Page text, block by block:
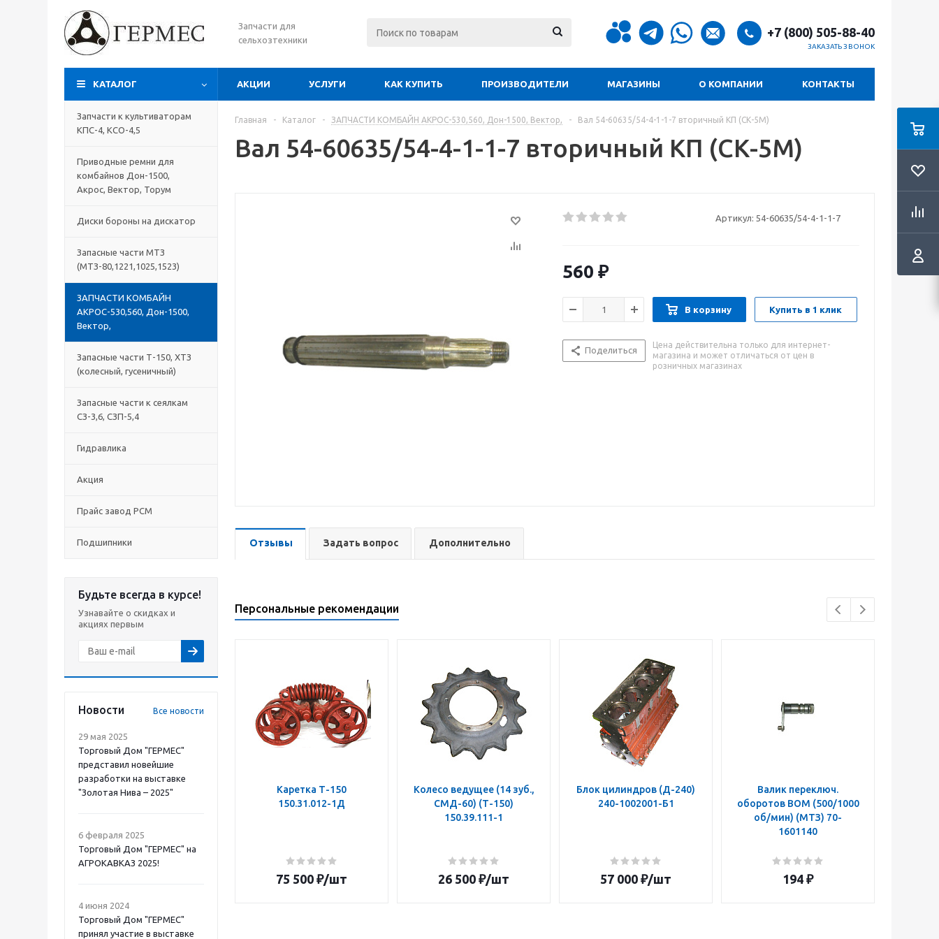
Запчасти для
сельхозтехники
+7 (800) 505-88-40
ЗАКАЗАТЬ ЗВОНОК
КАТАЛОГ АКЦИИ УСЛУГИ КАК КУПИТЬ ПРОИЗВОДИТЕЛИ МАГАЗИНЫ О КОМПАНИИ КОНТАКТЫ
Запчасти к культиваторам
КПС-4, КСО-4,5
Приводные ремни для
комбайнов Дон-1500,
Акрос, Вектор, Торум
Диски бороны на дискатор
Запасные части МТЗ
(МТЗ-80,1221,1025,1523)
ЗАПЧАСТИ КОМБАЙН
АКРОС-530,560, Дон-1500,
Вектор,
Запасные части Т-150, ХТЗ
(колесный, гусеничный)
Запасные части к сеялкам
СЗ-3,6, СЗП-5,4
Гидравлика
Акция
Прайс завод РСМ
Подшипники
Будьте всегда в курсе!
Узнавайте о скидках и
акциях первым
Новости Все новости
29 мая 2025
Торговый Дом "ГЕРМЕС"
представил новейшие
разработки на выставке
"Золотая Нива – 2025"
6 февраля 2025
Торговый Дом "ГЕРМЕС" на
АГРОКАВКАЗ 2025!
4 июня 2024
Торговый Дом "ГЕРМЕС"
принял участие в выставке
Главная - Каталог - ЗАПЧАСТИ КОМБАЙН АКРОС-530,560, Дон-1500, Вектор, - Вал 54-60635/54-4-1-1-7 вторичный КП (СК-5М)
Вал 54-60635/54-4-1-1-7 вторичный КП (СК-5М)
Артикул: 54-60635/54-4-1-1-7
560 ₽
В корзину Купить в 1 клик
Поделиться
Цена действительна только для интернет-
магазина и может отличаться от цен в
розничных магазинах
Отзывы Задать вопрос Дополнительно
Персональные рекомендации
Каретка Т-150
150.31.012-1Д
75 500 ₽/шт
Колесо ведущее (14 зуб.,
СМД-60) (Т-150)
150.39.111-1
26 500 ₽/шт
Блок цилиндров (Д-240)
240-1002001-Б1
57 000 ₽/шт
Валик переключ.
оборотов ВОМ (500/1000
об/мин) (МТЗ) 70-
1601140
194 ₽